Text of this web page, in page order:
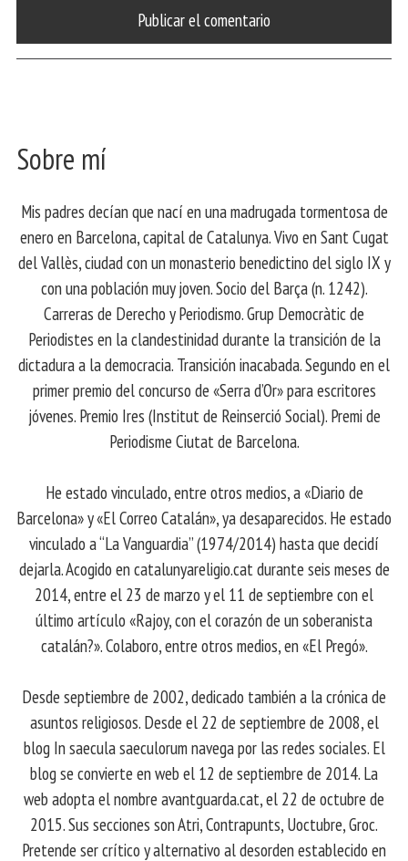
Sobre mí
Mis padres decían que nací en una madrugada tormentosa de
enero en Barcelona, ​​capital de Catalunya. Vivo en Sant Cugat
del Vallès, ciudad con un monasterio benedictino del siglo IX y
con una población muy joven. Socio del Barça (n. 1242).
Carreras de Derecho y Periodismo. Grup Democràtic de
Periodistes en la clandestinidad durante la transición de la
dictadura a la democracia. Transición inacabada. Segundo en el
primer premio del concurso de «Serra d’Or» para escritores
jóvenes. Premio Ires (Institut de Reinserció Social). Premi de
Periodisme Ciutat de Barcelona.
He estado vinculado, entre otros medios, a «Diario de
Barcelona» y «El Correo Catalán», ya desaparecidos. He estado
vinculado a “La Vanguardia” (1974/2014) hasta que decidí
dejarla. Acogido en catalunyareligio.cat durante seis meses de
2014, entre el 23 de marzo y el 11 de septiembre con el
último artículo «Rajoy, con el corazón de un soberanista
catalán?». Colaboro, entre otros medios, en «El Pregó».
Desde septiembre de 2002, dedicado también a la crónica de
asuntos religiosos. Desde el 22 de septiembre de 2008, el
blog In saecula saeculorum navega por las redes sociales. El
blog se convierte en web el 12 de septiembre de 2014. La
web adopta el nombre avantguarda.cat, el 22 de octubre de
2015. Sus secciones son Atri, Contrapunts, Uoctubre, Groc.
Pretende ser crítico y alternativo al desorden establecido en